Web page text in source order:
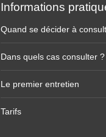
Informations
Quand se décider à
Dans quels cas consulter ?
Le premier entretien
Tarifs